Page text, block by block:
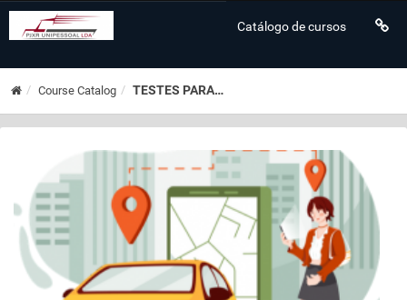
Catálogo de cursos
Course Catalog TESTES PARA EXAME CMTVDE